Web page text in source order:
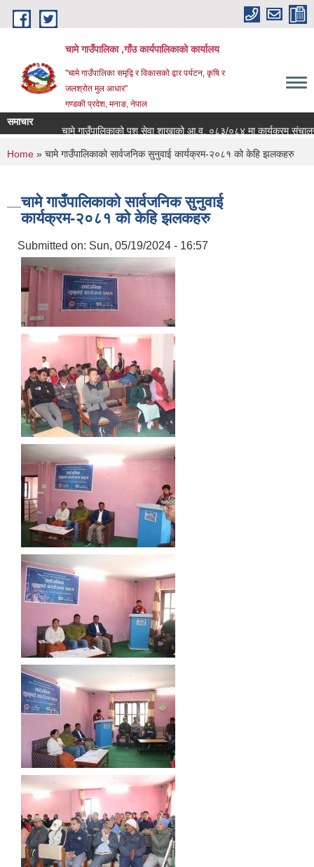
Skip to main content
चामे गाउँपालिका ,गाँउ कार्यपालिकाको कार्यालय
"चामे गाउँपालिका समृद्वि र विकासको द्वार पर्यटन, कृषि र
जलश्रोत मुल आधार"
गण्डकी प्रदेश, मनाङ, नेपाल
समाचार
चामे गाउँपालिकाको पशु सेवा शाखाको आ.व. ०८३/०८४ मा कार्यक्रम संचालनको
You are here
Home » चामे गाउँपालिकाको सार्वजनिक सुनुवाई कार्यक्रम-२०८१ को केहि झलकहरु
चामे गाउँपालिकाको सार्वजनिक सुनुवाई
कार्यक्रम-२०८१ को केहि झलकहरु
Submitted on: Sun, 05/19/2024 - 16:57